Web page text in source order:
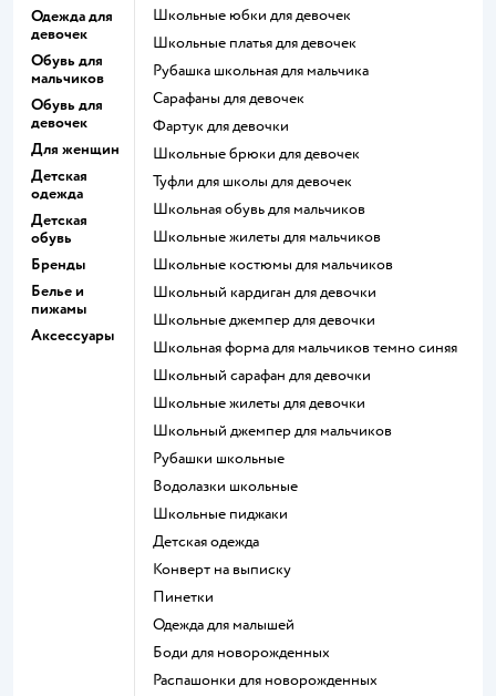
Одежда для
девочек
Обувь для
мальчиков
Обувь для
девочек
Для женщин
Детская
одежда
Детская
обувь
Бренды
Белье и
пижамы
Аксессуары
Школьные юбки для девочек
Школьные платья для девочек
Рубашка школьная для мальчика
Сарафаны для девочек
Фартук для девочки
Школьные брюки для девочек
Туфли для школы для девочек
Школьная обувь для мальчиков
Школьные жилеты для мальчиков
Школьные костюмы для мальчиков
Школьный кардиган для девочки
Школьные джемпер для девочки
Школьная форма для мальчиков темно синяя
Школьный сарафан для девочки
Школьные жилеты для девочки
Школьный джемпер для мальчиков
Рубашки школьные
Водолазки школьные
Школьные пиджаки
Детская одежда
Конверт на выписку
Пинетки
Одежда для малышей
Боди для новорожденных
Распашонки для новорожденных